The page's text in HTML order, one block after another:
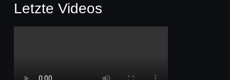
Letzte Videos